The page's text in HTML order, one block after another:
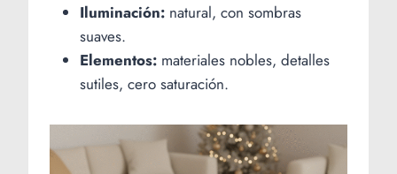
Iluminación: natural, con sombras
suaves.
Elementos: materiales nobles, detalles
sutiles, cero saturación.